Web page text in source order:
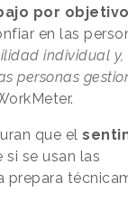
por
en las
individual y,
personas
que el
si se usan las
prepara